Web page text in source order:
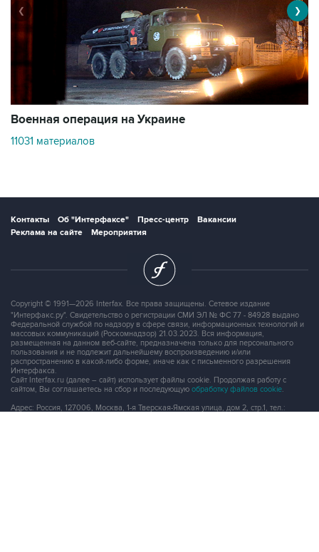
Военная операция на Украине
11031 материалов
❮ ❯
Контакты Об "Интерфаксе" Пресс-центр
Вакансии
Реклама на сайте
Мероприятия
Copyright © 1991—2026 Interfax. Все права защищены. Сетевое издание
"Интерфакс.ру". Свидетельство о регистрации СМИ ЭЛ № ФС 77 - 84928 выдано
Федеральной службой по надзору в сфере связи, информационных технологий и
массовых коммуникаций (Роскомнадзор) 21.03.2023. Вся информация,
размещенная на данном веб-сайте, предназначена только для персонального
пользования и не подлежит дальнейшему воспроизведению и/или
распространению в какой-либо форме, иначе как с письменного разрешения
Интерфакса.
Сайт Interfax.ru (далее – сайт) использует файлы cookie. Продолжая работу с
сайтом, Вы соглашаетесь на сбор и последующую обработку файлов cookie.
Адрес: Россия, 127006, Москва, 1-я Тверская-Ямская улица, дом 2, стр.1, тел.: